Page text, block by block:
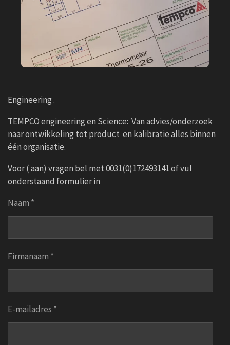
Engineering .
TEMPCO engineering en Science: Van advies/onderzoek
naar ontwikkeling tot product en kalibratie alles binnen
één organisatie.
Voor ( aan) vragen bel met 0031(0)172493141 of vul
onderstaand formulier in
Naam *
Firmanaam *
E-mailadres *